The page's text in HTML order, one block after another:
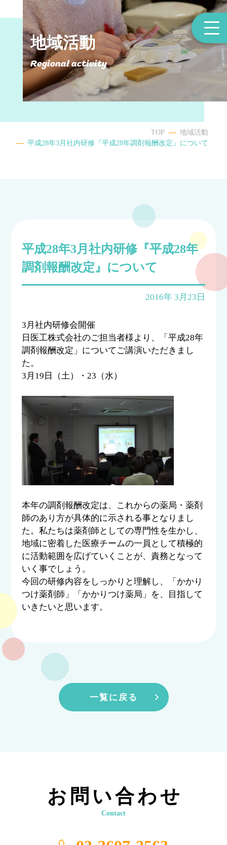
地域活動
Regional activity
TOP
地域活動
平成28年3月社内研修『平成28年調剤報酬改定』について
平成28年3月社内研修『平成28年
調剤報酬改定』について
2016年 3月23日
3月社内研修会開催
日医工株式会社のご担当者様より、「平成28年
調剤報酬改定」についてご講演いただきまし
た。
3月19日（土）・23（水）
本年の調剤報酬改定は、これからの薬局・薬剤
師のあり方が具体的に示される事となりまし
た。私たちは薬剤師としての専門性を生かし、
地域に密着した医療チームの一員として積極的
に活動範囲を広げていくことが、責務となって
いく事でしょう。
今回の研修内容をしっかりと理解し、「かかり
つけ薬剤師」「かかりつけ薬局」を、目指して
いきたいと思います。
一覧に戻る
お問い合わせ
Contact